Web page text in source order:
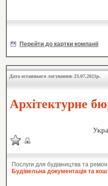
Перейти до картки компанії
Дата останнього логування: 23.07.2021р.
Архітектурне
Послуги для будівництва та
Будівельна документація та